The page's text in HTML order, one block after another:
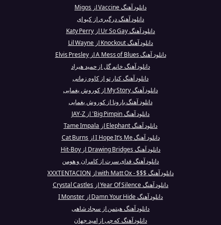
دانلود آهنگ Vaccine از Migos
دانلود آهنگ درگیری از کیو ای
دانلود آهنگ Ur So Gay از Katy Perry
دانلود آهنگ Knockout از Lil Wayne
دانلود آهنگ A Mess of Blues از Elvis Presley
دانلود آهنگ خانم گل از حمید هیراد
دانلود آهنگ کنار تو از کاوه زمانی
دانلود آهنگ My Story از کوروش یغمایی
دانلود آهنگ بارونا از کوروش یغمایی
دانلود آهنگ Big Pimpin' از JAY-Z
دانلود آهنگ Elephant از Tame Impala
دانلود آهنگ I Hope It’s Me از Cat Burns
دانلود آهنگ Drawing Bridges از Hit-Boy
دانلود آهنگ فدای سرت از کامران و هومن
دانلود آهنگ $$$ - with Matt Ox از XXXTENTACION
دانلود آهنگ Year Of Silence از Crystal Castles
دانلود آهنگ Damn Your Hide از I Monster
دانلود آهنگ هیتمن از سجاد شاهی
دانلود آهنگ که چی از امید جهان